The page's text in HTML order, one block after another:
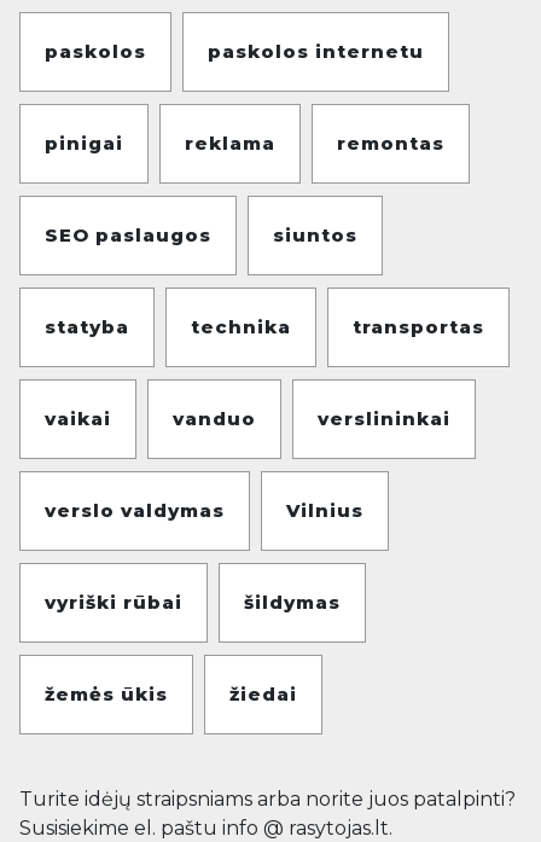
paskolos paskolos internetu
pinigai reklama remontas
SEO paslaugos siuntos
statyba technika transportas
vaikai vanduo verslininkai
verslo valdymas Vilnius
vyriški rūbai šildymas
žemės ūkis žiedai
Turite idėjų straipsniams arba norite juos patalpinti?
Susisiekime el. paštu info @ rasytojas.lt.